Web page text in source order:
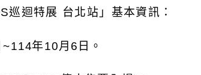
巡迴特展 台北站」基本資訊：
~114年10月 6 日。